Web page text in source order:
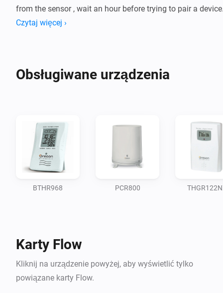
from the sensor , wait an hour before trying to pair a
I have now 6 sensor devices added the BTHR968 device id
5d60 (first for hex digits from name) and the THGR122NX,
THGN132ES, THGR228N device id 1d20 rainmeter PCR800
deviceid 2914 and uv meter UVR128 deviceid ec70
party , i dont have that sensor. Install THWR800 or
as THN132N sensor.
Czytaj więcej ›
Obsługiwane urządzenia
BTHR968 PCR800
Karty Flow
Kliknij na urządzenie powyżej, aby wyświetlić tylko
powiązane karty Flow.